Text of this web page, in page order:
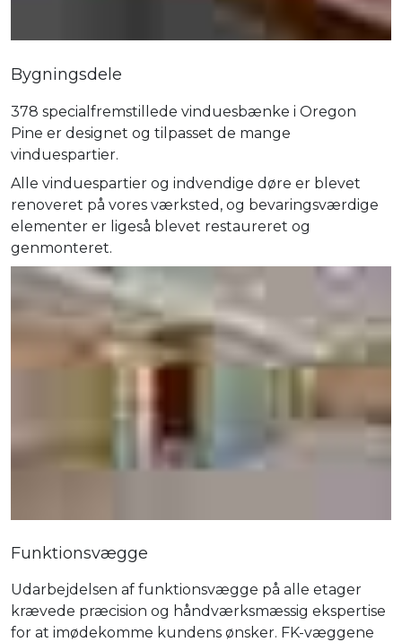
Bygningsdele
378 specialfremstillede vinduesbænke i Oregon
Pine er designet og tilpasset de mange
vinduespartier.
Alle vinduespartier og indvendige døre er blevet
renoveret på vores værksted, og bevaringsværdige
elementer er ligeså blevet restaureret og
genmonteret.
Funktionsvægge
Udarbejdelsen af funktionsvægge på alle etager
krævede præcision og håndværksmæssig ekspertise
for at imødekomme kundens ønsker. FK-væggene